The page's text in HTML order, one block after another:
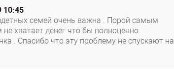
10:45
семей очень важна . Порой самым
хватает денег что бы полноценно
. Спасибо что эту проблему не спускают на